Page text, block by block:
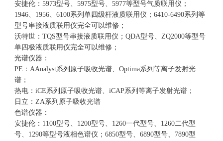
安捷伦：5973型号、5975型号、5977等型号气质联用仪；
1946、1956、6100系列单四级杆液质联用仪；6410-6490系列等
型号串接液质联用仪完全可以维修；
沃特世：TQS型号串接液质联用仪；QDA型号、ZQ2000等型号
单四极液质联用仪完全可以维修；
光谱仪器：
PE：AAnalyst系列原子吸收光谱、Optima系列等离子发射光
谱；
热电：iCE系列原子吸收光谱、iCAP系列等离子发射光谱；
日立：ZA系列原子吸收光谱
色谱仪器：
安捷伦：1100型号、1200型号、1260一代型号、1260二代型
号、1290等型号液相色谱仪；6850型号、6890型号、7890型